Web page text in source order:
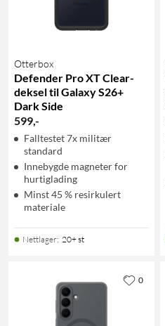
Otterbox
Defender Pro XT Clear-
deksel til Galaxy S26+
Dark Side
599,-
Falltestet 7x militær
standard
Innebygde magneter for
hurtiglading
Minst 45 % resirkulert
materiale
Nettlager: 20+ st
0